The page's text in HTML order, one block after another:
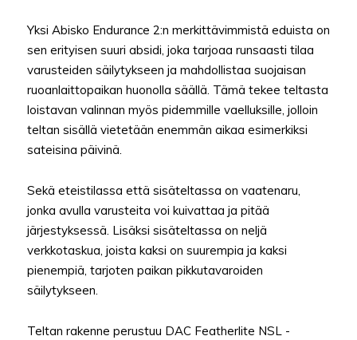
Yksi Abisko Endurance 2:n merkittävimmistä eduista on
sen erityisen suuri absidi, joka tarjoaa runsaasti tilaa
varusteiden säilytykseen ja mahdollistaa suojaisan
ruoanlaittopaikan huonolla säällä. Tämä tekee teltasta
loistavan valinnan myös pidemmille vaelluksille, jolloin
teltan sisällä vietetään enemmän aikaa esimerkiksi
sateisina päivinä.
Sekä eteistilassa että sisäteltassa on vaatenaru,
jonka avulla varusteita voi kuivattaa ja pitää
järjestyksessä. Lisäksi sisäteltassa on neljä
verkkotaskua, joista kaksi on suurempia ja kaksi
pienempiä, tarjoten paikan pikkutavaroiden
säilytykseen.
Teltan rakenne perustuu DAC Featherlite NSL -